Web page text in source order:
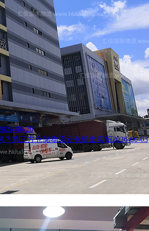
06-20
？第三方仓储物流云仓给出实招2026-06-03